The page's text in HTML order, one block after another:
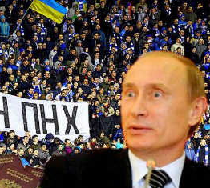
#Київ #коронавірус